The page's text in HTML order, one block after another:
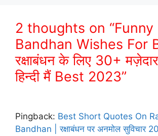
2 thoughts on “Funny
Bandhan Wishes For
रक्षाबंधन के लिए 30+
हिन्दी मैं Best 2023”
Pingback: Best Short Quotes On
Bandhan | रक्षाबंधन पर अनमोल सुविचार